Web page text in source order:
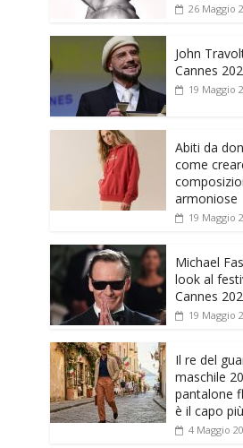
26 Maggio
John
Cannes
19 Maggio
Abiti da
come
armoniose
19 Maggio
Michael
look al
Cannes
19 Maggio
Il re del
maschile
pantalone
è il capo
4 Maggio